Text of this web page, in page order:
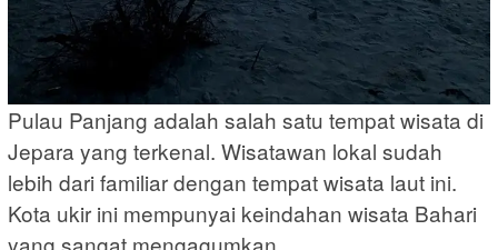
Pulau Panjang adalah salah satu tempat wisata di
Jepara yang terkenal. Wisatawan lokal sudah
lebih dari familiar dengan tempat wisata laut ini.
Kota ukir ini mempunyai keindahan wisata Bahari
yang sangat mengagumkan.